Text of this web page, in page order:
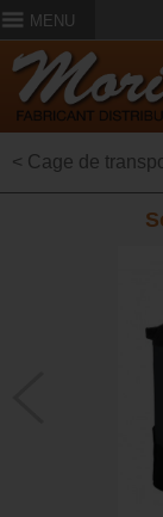
MENU
< Cage de